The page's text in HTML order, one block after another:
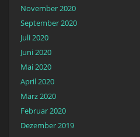
November 2020
September 2020
Juli 2020
Juni 2020
Mai 2020
April 2020
März 2020
Februar 2020
Dezember 2019